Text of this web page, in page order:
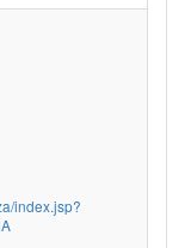
index.jsp?